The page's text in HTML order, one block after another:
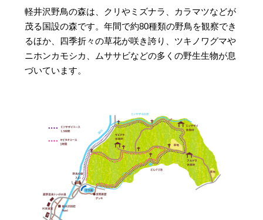
軽井沢野鳥の森は、クリやミズナラ、カラマツなどが
茂る国設の森です。年間で約80種類の野鳥を観察でき
るほか、四季折々の草花が咲き誇り、ツキノワグマや
ニホンカモシカ、ムササビなどの多くの野生生物が息
づいています。